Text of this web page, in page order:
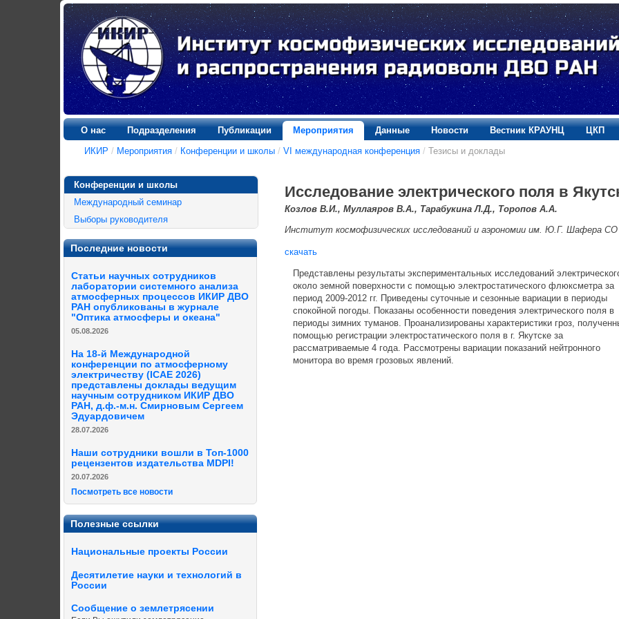
О нас Подразделения Публикации Мероприятия Данные Новости Вестник КРАУНЦ
ЦКП
ИКИР / Мероприятия / Конференции и школы / VI международная конференция / Тезисы и доклады
Конференции и школы
Международный семинар
Выборы руководителя
Последние новости
Статьи научных сотрудников
лаборатории системного анализа
атмосферных процессов ИКИР ДВО
РАН опубликованы в журнале
"Оптика атмосферы и океана"
05.08.2026
На 18-й Международной
конференции по атмосферному
электричеству (ICAE 2026)
представлены доклады ведущим
научным сотрудником ИКИР ДВО
РАН, д.ф.-м.н. Смирновым Сергеем
Эдуардовичем
28.07.2026
Наши сотрудники вошли в Топ-1000
рецензентов издательства MDPI!
20.07.2026
Посмотреть все новости
Полезные ссылки
Национальные проекты России
Десятилетие науки и технологий в
России
Сообщение о землетрясении
Исследование электрического поля в
Козлов В.И., Муллаяров В.А., Тарабукина Л.Д., Торопов А.А.
Институт космофизических исследований и аэрономии им. Ю.Г. Шафера
скачать
Представлены результаты экспериментальных исследований
около земной поверхности с помощью электростатического флюксметра за
период 2009-2012 гг. Приведены суточные и сезонные вариации в периоды
спокойной погоды. Показаны особенности поведения электрического поля в
периоды зимних туманов. Проанализированы характеристики гроз,
помощью регистрации электростатического поля в г. Якутске за
рассматриваемые 4 года. Рассмотрены вариации показаний нейтронного
монитора во время грозовых явлений.